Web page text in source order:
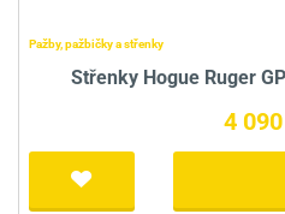
Pažby, pažbičky a střenky
Střenky Hogue Ruger
4